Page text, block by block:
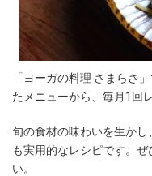
「ヨーガの料理 さまらさ
たメニューから、毎月1回
旬の食材の味わいを生か
も実用的なレシピです。
い。